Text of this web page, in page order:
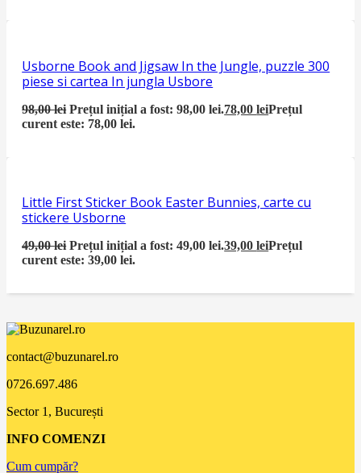
Usborne Book and Jigsaw In the Jungle, puzzle 300
piese si cartea In jungla Usbore
98,00lei Prețul inițial a fost: 98,00 lei.78,00leiPrețul
curent este: 78,00 lei.
Little First Sticker Book Easter Bunnies, carte cu
stickere Usborne
49,00lei Prețul inițial a fost: 49,00 lei.39,00leiPrețul
curent este: 39,00 lei.
contact@buzunarel.ro
0726.697.486
Sector 1, București
INFO COMENZI
Cum cumpăr?